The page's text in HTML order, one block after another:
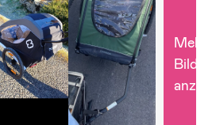
Mehr
Bilder